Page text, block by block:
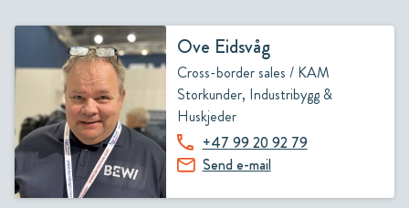
Ove Eidsvåg
Cross-border sales / KAM
Storkunder, Industribygg &
Huskjeder
+47 99 20 92 79
Send e-mail